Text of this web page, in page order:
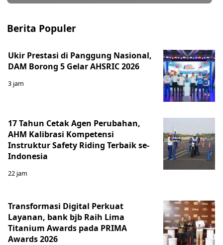
Berita Populer
Ukir Prestasi di Panggung Nasional,
DAM Borong 5 Gelar AHSRIC 2026
3 jam
17 Tahun Cetak Agen Perubahan,
AHM Kalibrasi Kompetensi
Instruktur Safety Riding Terbaik se-
Indonesia
22 jam
Transformasi Digital Perkuat
Layanan, bank bjb Raih Lima
Titanium Awards pada PRIMA
Awards 2026